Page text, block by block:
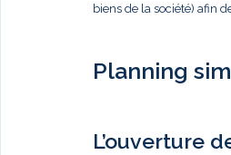
biens de la société) afin
Planning
L’ouverture